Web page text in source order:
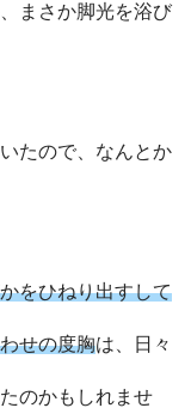
まさか脚光を浴び
たので、なんとか
をひねり出すして
せの度胸は、日々
のかもしれませ